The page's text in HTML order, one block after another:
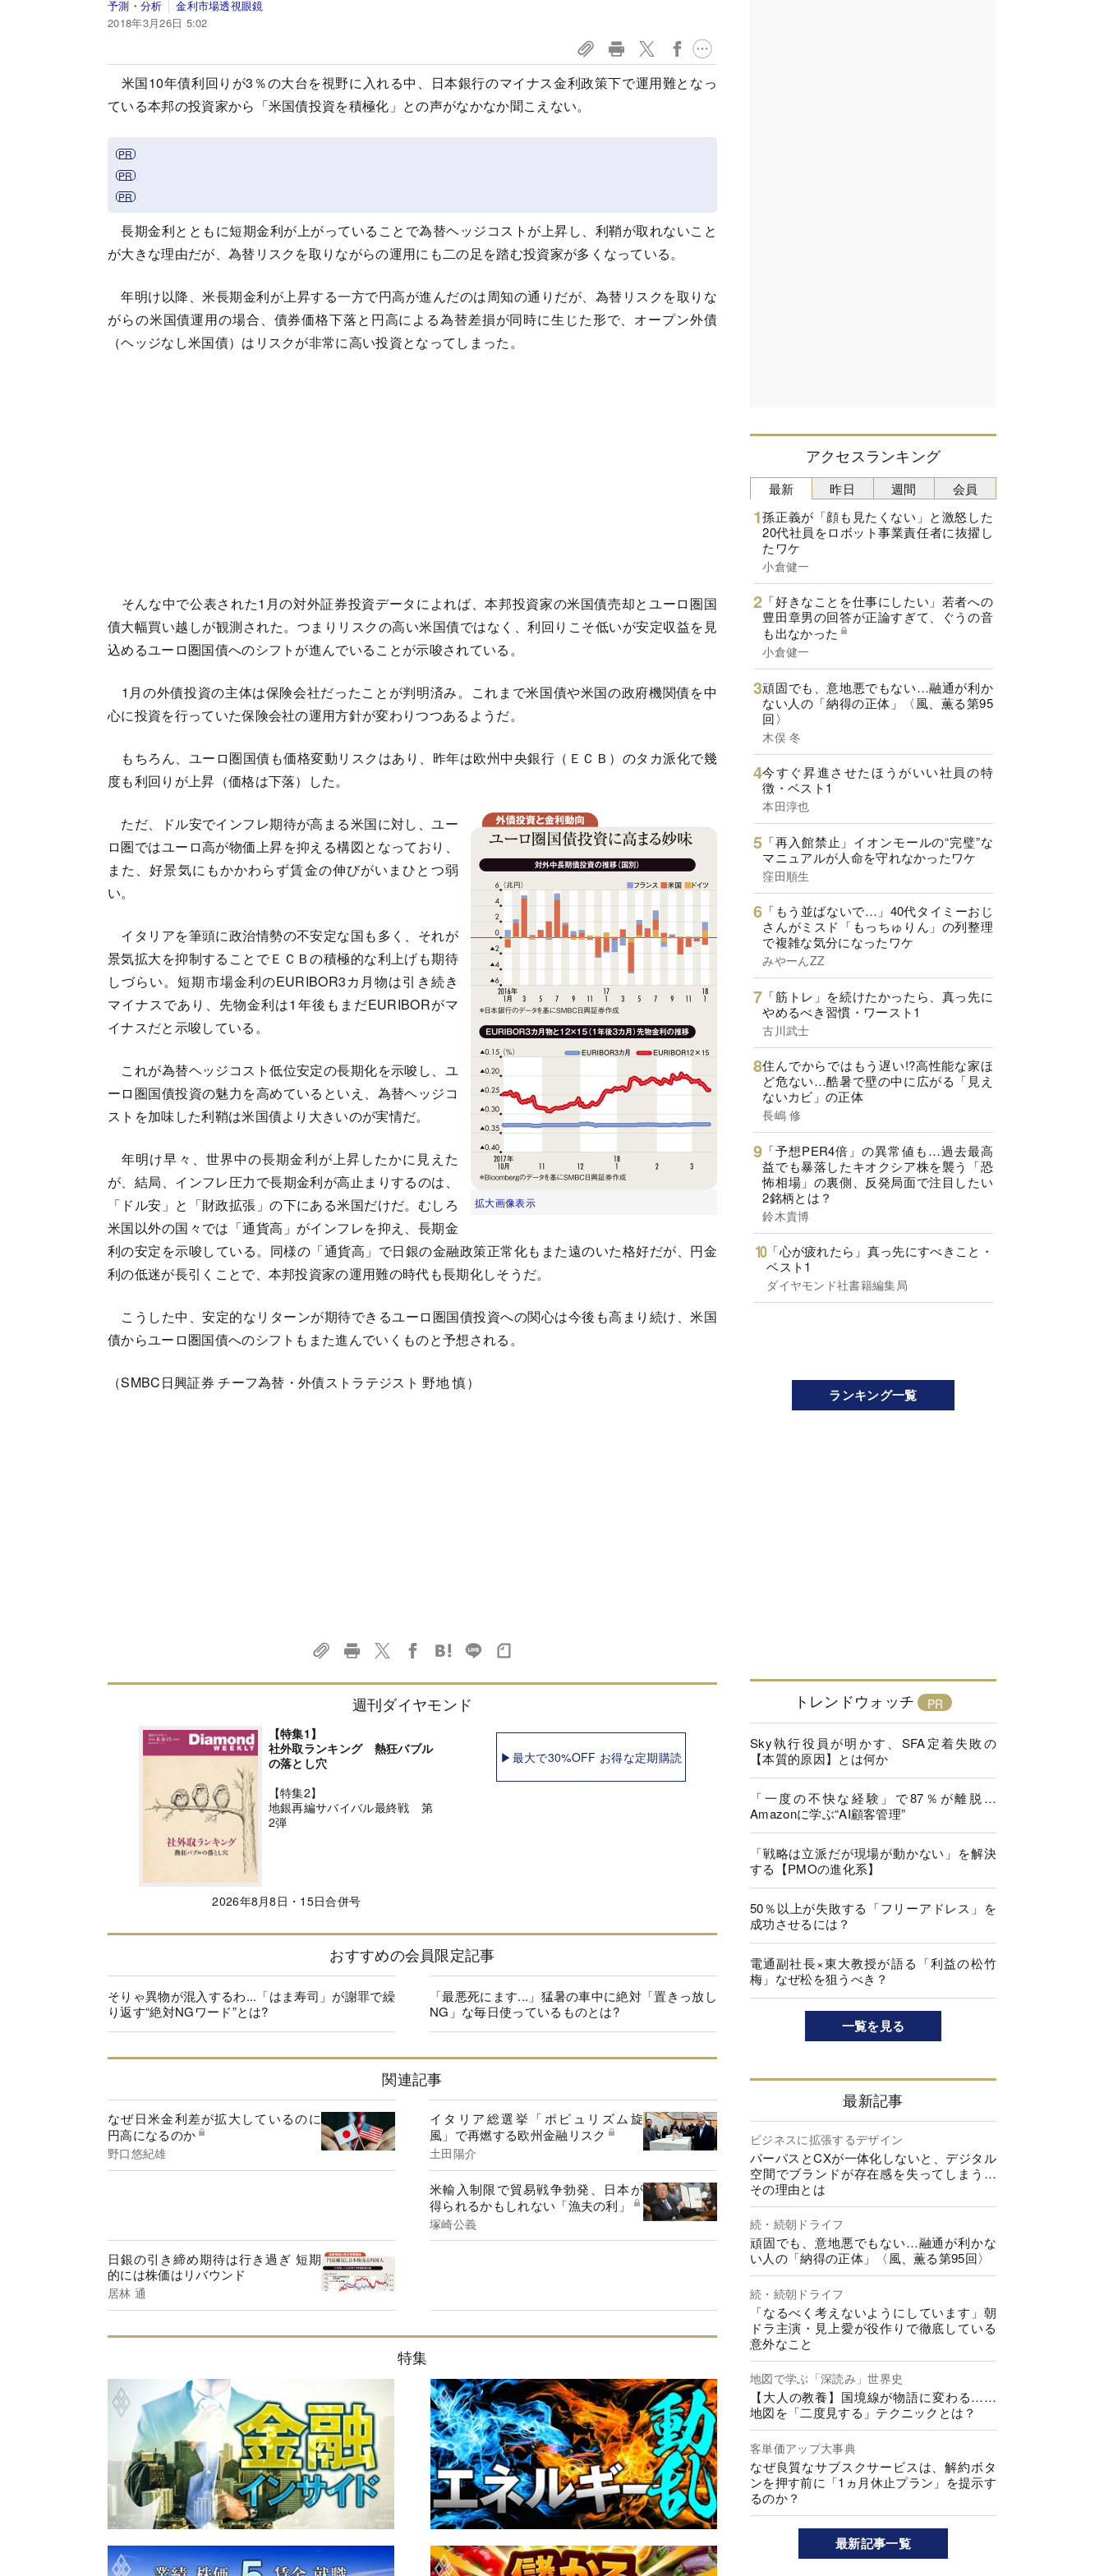
予測・分析
金利市場透視眼鏡
2018年3月26日 5:02
米国10年債利回りが3％の大台を視野に入れる中、日本銀行のマイナス金利政策下で運用難となっ
ている本邦の投資家から「米国債投資を積極化」との声がなかなか聞こえない。
長期金利とともに短期金利が上がっていることで為替ヘッジコストが上昇し、利鞘が取れないこと
が大きな理由だが、為替リスクを取りながらの運用にも二の足を踏む投資家が多くなっている。
年明け以降、米長期金利が上昇する一方で円高が進んだのは周知の通りだが、為替リスクを取りな
がらの米国債運用の場合、債券価格下落と円高による為替差損が同時に生じた形で、オープン外債
（ヘッジなし米国債）はリスクが非常に高い投資となってしまった。
そんな中で公表された1月の対外証券投資データによれば、本邦投資家の米国債売却とユーロ圏国
債大幅買い越しが観測された。つまりリスクの高い米国債ではなく、利回りこそ低いが安定収益を見
込めるユーロ圏国債へのシフトが進んでいることが示唆されている。
1月の外債投資の主体は保険会社だったことが判明済み。これまで米国債や米国の政府機関債を中
心に投資を行っていた保険会社の運用方針が変わりつつあるようだ。
もちろん、ユーロ圏国債も価格変動リスクはあり、昨年は欧州中央銀行（ＥＣＢ）のタカ派化で幾
度も利回りが上昇（価格は下落）した。
拡大画像表示
ただ、ドル安でインフレ期待が高まる米国に対し、ユー
ロ圏ではユーロ高が物価上昇を抑える構図となっており、
また、好景気にもかかわらず賃金の伸びがいまひとつ弱
い。
イタリアを筆頭に政治情勢の不安定な国も多く、それが
景気拡大を抑制することでＥＣＢの積極的な利上げも期待
しづらい。短期市場金利のEURIBOR3カ月物は引き続き
マイナスであり、先物金利は1年後もまだEURIBORがマ
イナスだと示唆している。
これが為替ヘッジコスト低位安定の長期化を示唆し、ユ
ーロ圏国債投資の魅力を高めているといえ、為替ヘッジコ
ストを加味した利鞘は米国債より大きいのが実情だ。
年明け早々、世界中の長期金利が上昇したかに見えた
が、結局、インフレ圧力で長期金利が高止まりするのは、
「ドル安」と「財政拡張」の下にある米国だけだ。むしろ
米国以外の国々では「通貨高」がインフレを抑え、長期金
利の安定を示唆している。同様の「通貨高」で日銀の金融政策正常化もまた遠のいた格好だが、円金
利の低迷が長引くことで、本邦投資家の運用難の時代も長期化しそうだ。
こうした中、安定的なリターンが期待できるユーロ圏国債投資への関心は今後も高まり続け、米国
債からユーロ圏国債へのシフトもまた進んでいくものと予想される。
（SMBC日興証券 チーフ為替・外債ストラテジスト 野地 慎）
週刊ダイヤモンド
【特集1】
社外取ランキング 熱狂バブル
の落とし穴
【特集2】
地銀再編サバイバル最終戦 第
2弾
2026年8月8日・15日合併号
▶最大で30%OFF お得な定期購読
おすすめの会員限定記事
そりゃ異物が混入するわ...「はま寿司」が謝罪で繰
り返す“絶対NGワード”とは?
「最悪死にます...」猛暑の車中に絶対「置きっ放し
NG」な毎日使っているものとは?
関連記事
なぜ日米金利差が拡大しているのに
円高になるのか
野口悠紀雄
イタリア総選挙「ポピュリズム旋
風」で再燃する欧州金融リスク
土田陽介
米輸入制限で貿易戦争勃発、日本が
得られるかもしれない「漁夫の利」
塚崎公義
日銀の引き締め期待は行き過ぎ 短期
的には株価はリバウンド
居林 通
特集
アクセスランキング
最新
孫正義が「顔も見たくない」と激怒した
20代社員をロボット事業責任者に抜擢し
たワケ
小倉健一
「好きなことを仕事にしたい」若者への
豊田章男の回答が正論すぎて、ぐうの音
も出なかった
小倉健一
頑固でも、意地悪でもない…融通が利か
ない人の「納得の正体」〈風、薫る第95
回〉
木俣 冬
今すぐ昇進させたほうがいい社員の特
徴・ベスト1
本田淳也
「再入館禁止」イオンモールの“完璧”な
マニュアルが人命を守れなかったワケ
窪田順生
「もう並ばないで…」40代タイミーおじ
さんがミスド「もっちゅりん」の列整理
で複雑な気分になったワケ
みやーんZZ
「筋トレ」を続けたかったら、真っ先に
やめるべき習慣・ワースト1
古川武士
住んでからではもう遅い!?高性能な家ほ
ど危ない…酷暑で壁の中に広がる「見え
ないカビ」の正体
長嶋 修
「予想PER4倍」の異常値も…過去最高
益でも暴落したキオクシア株を襲う「恐
怖相場」の裏側、反発局面で注目したい
2銘柄とは？
鈴木貴博
「心が疲れたら」真っ先にすべきこと・
ベスト1
ダイヤモンド社書籍編集局
昨日 週間 会員
ランキング一覧
トレンドウォッチ
Sky執行役員が明かす、SFA定着失敗の
【本質的原因】とは何か
「一度の不快な経験」で87％が離脱…
Amazonに学ぶ“AI顧客管理”
「戦略は立派だが現場が動かない」を解決
する【PMOの進化系】
50％以上が失敗する「フリーアドレス」を
成功させるには？
電通副社長×東大教授が語る「利益の松竹
梅」なぜ松を狙うべき？
一覧を見る
最新記事
ビジネスに拡張するデザイン
パーパスとCXが一体化しないと、デジタル
空間でブランドが存在感を失ってしまう…
その理由とは
続・続朝ドライフ
頑固でも、意地悪でもない…融通が利かな
い人の「納得の正体」〈風、薫る第95回〉
続・続朝ドライフ
「なるべく考えないようにしています」朝
ドラ主演・見上愛が役作りで徹底している
意外なこと
地図で学ぶ「深読み」世界史
【大人の教養】国境線が物語に変わる……
地図を「二度見する」テクニックとは？
客単価アップ大事典
なぜ良質なサブスクサービスは、解約ボタ
ンを押す前に「1ヵ月休止プラン」を提示す
るのか？
最新記事一覧